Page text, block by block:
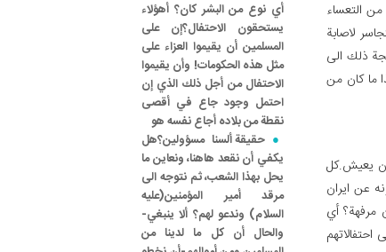
التعساء
لاصابة
ذلك الى
ما كان من
أن يعيش.كل
عن ايران
مرفهة؟ أي
أي نوع من البشر كان؟ أهؤلاء
يستحقون الاحتفال؟إن على
المسلمين أن يقيموا العزاء على
مثل هذه الحكومات! وأن يقيموا
الاحتفال من أجل ذلك الذي إن
احتمل وجود جاع في أقصى
نقطة من بلاده أجاع نفسه هو
حقيقة ألسنا مسؤولين؟هل
يكفي أن نقعد هاهنا، ونعاين ما
يحل بهذا الشعب، ثم نتوجه الى
مرقد أمير المؤمنين(عليه
السلام) وندعو لهم؟ ألا ينبغي-
والحال أن كل ما لدينا من